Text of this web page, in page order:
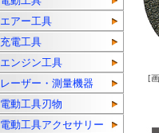
エアー工具
充電工具
エンジン工具
レーザー・測量機器
電動工具刃物
電動工具アクセサリー
[